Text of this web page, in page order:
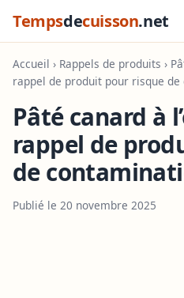
Tempsdecuisson.net
Accueil › Rappels de produits ›
rappel de produit pour risque
Pâté canard à
rappel de
de
Publié le 20 novembre 2025